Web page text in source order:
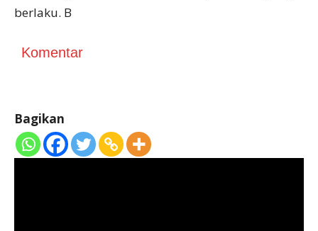
berlaku. B
Komentar
Bagikan